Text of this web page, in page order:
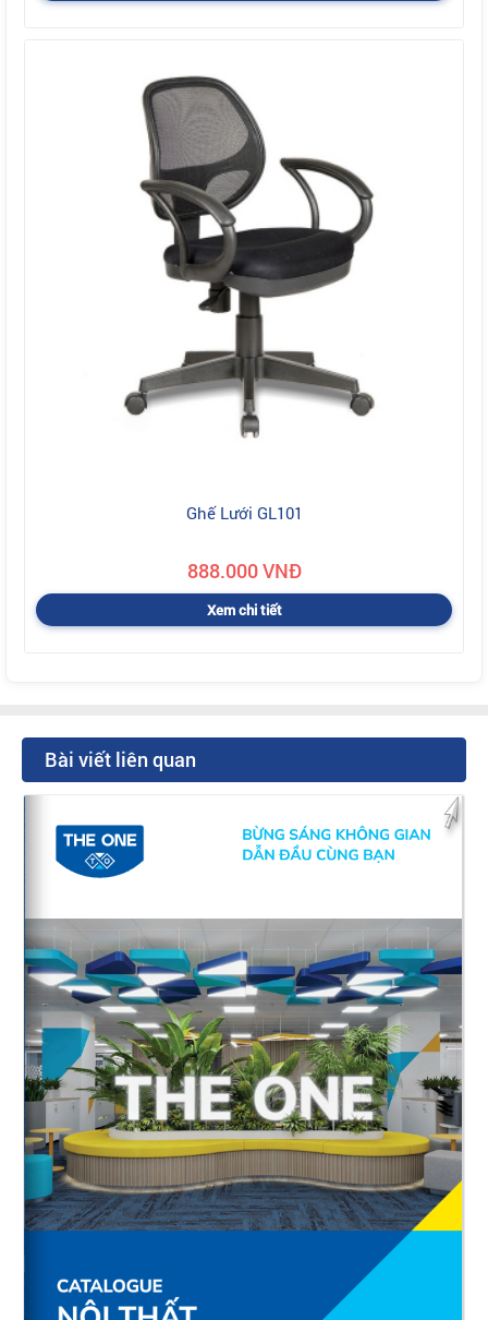
Ghế Lưới GL101
888.000 VNĐ
Xem chi tiết
Bài viết liên quan